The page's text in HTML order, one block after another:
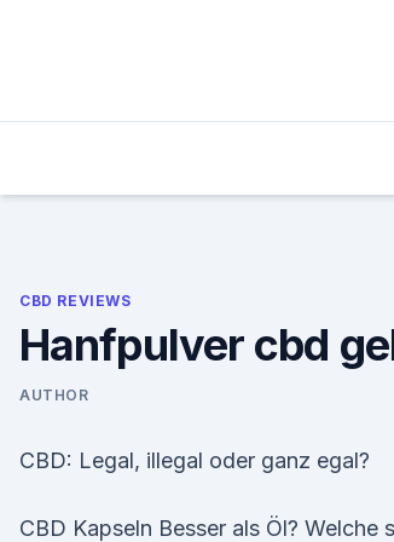
CBD REVIEWS
Hanfpulver cbd
AUTHOR
CBD: Legal, illegal oder ganz egal?
CBD Kapseln Besser als Öl? Welche